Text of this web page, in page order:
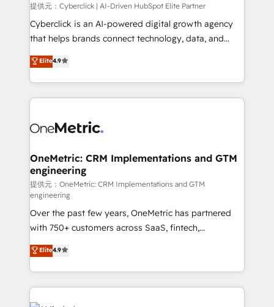
提供元：Cyberclick | AI-Driven HubSpot Elite Partner
Cyberclick is an AI-powered digital growth agency
that helps brands connect technology, data, and
creativity to achieve measurable results. Founded in
Barcelona and operating across Spain, LATAM, and
the UK, we support global companies in building
smarter marketing, sales, and customer success
Iberia (Spain & Portugal), we combine human insight
growth. Our multidisciplinary team designs solutions
that simplify complexity, boost performance, and
turn innovation into real impact. 🌍 Highlights •
HubSpot Partner since 2012 • 2022 EMEA Impact
Award: Best Integration • 150+ successful HubSpot
projects • Clients in 30+ industries • Proprietary
technology for integrations • Multilingual team:
English, Spanish, Portuguese & Italian 👉 Grow
smarter with AI and HubSpot.
Elite4.9
OneMetric: CRM Implementations and GTM
engineering
提供元：OneMetric: CRM Implementations and GTM
engineering
Over the past few years, OneMetric has partnered
with 750+ customers across SaaS, fintech,
healthcare, real estate, and other industries. With
150+ HubSpot-certified experts, we deliver scalable
solutions to complex GTM and RevOps challenges.
Our Expertise 🔹 Onboarding & Implementation:
Accredited HubSpot Partner, ensuring smooth setup
Elite4.9